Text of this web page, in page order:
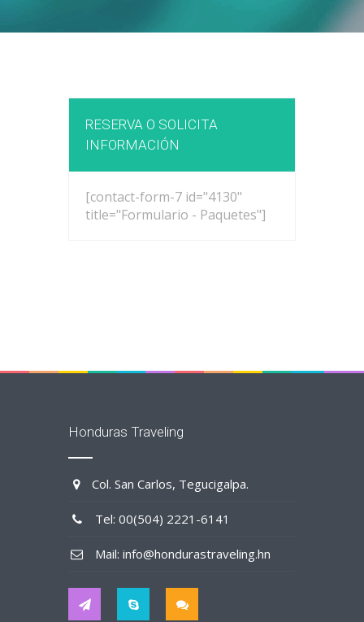
RESERVA O SOLICITA
INFORMACIÓN
[contact-form-7 id="4130"
title="Formulario - Paquetes"]
Honduras Traveling
Col. San Carlos, Tegucigalpa.
Tel: 00(504) 2221-6141
Mail: info@hondurastraveling.hn